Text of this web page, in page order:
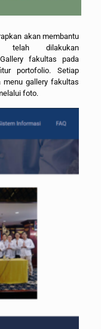
akan membantu
telah dilakukan
fakultas pada
portofolio. Setiap
menu gallery fakultas
foto.